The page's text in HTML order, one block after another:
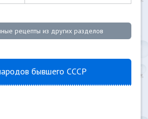
рецепты из других разделов
бывшего СССР